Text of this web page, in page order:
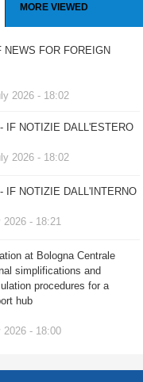
MORE VIEWED
NEWS FOR FOREIGN
2026 - 18:02
IF NOTIZIE DALL'ESTERO
2026 - 18:02
IF NOTIZIE DALL'INTERNO
- 18:21
at Bologna Centrale
simplifications and
procedures for a
hub
2026 - 18:00